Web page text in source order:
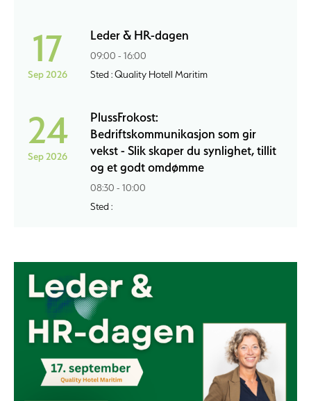
17
Sep 2026
Leder & HR-dagen
09:00 - 16:00
Sted : Quality Hotell Maritim
24
Sep 2026
PlussFrokost:
Bedriftskommunikasjon som gir
vekst - Slik skaper du synlighet, tillit
og et godt omdømme
08:30 - 10:00
Sted :